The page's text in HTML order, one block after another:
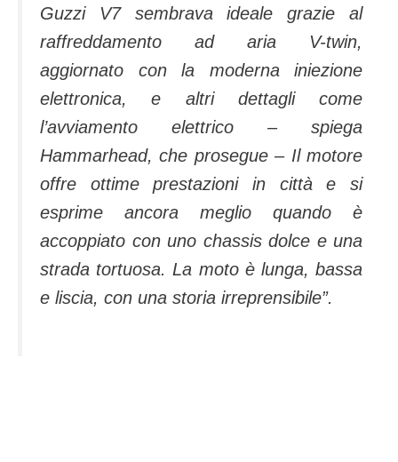
Guzzi V7 sembrava ideale grazie al
raffreddamento ad aria V-twin,
aggiornato con la moderna iniezione
elettronica, e altri dettagli come
l’avviamento elettrico – spiega
Hammarhead, che prosegue – Il motore
offre ottime prestazioni in città e si
esprime ancora meglio quando è
accoppiato con uno chassis dolce e una
strada tortuosa. La moto è lunga, bassa
e liscia, con una storia irreprensibile”.